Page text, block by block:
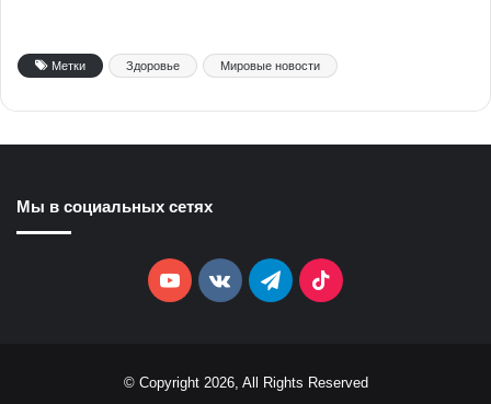
Метки Здоровье Мировые новости
Мы в социальных сетях
YouTubevk.comTelegramTikTok
© Copyright 2026, All Rights Reserved